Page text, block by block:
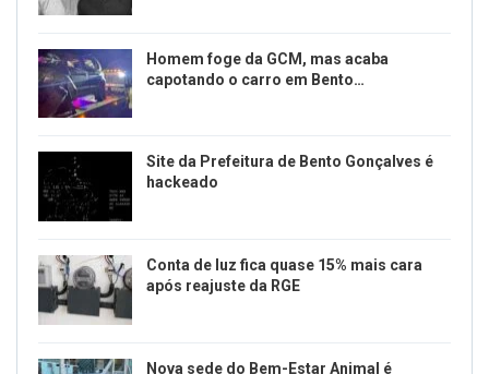
Homem foge da GCM, mas acaba
capotando o carro em Bento…
Site da Prefeitura de Bento Gonçalves é
hackeado
Conta de luz fica quase 15% mais cara
após reajuste da RGE
Nova sede do Bem-Estar Animal é